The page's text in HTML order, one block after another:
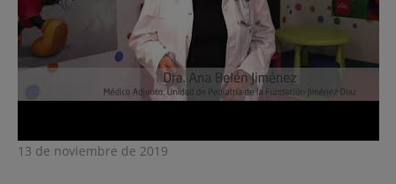
13 de noviembre de 2019